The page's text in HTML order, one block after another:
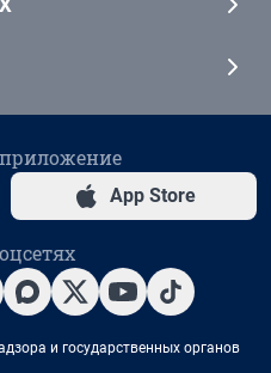
App Store
и государственных органов